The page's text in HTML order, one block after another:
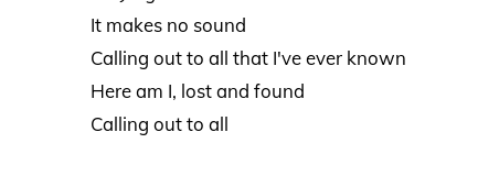
It makes no sound
Calling out to all that I've ever known
Here am I, lost and found
Calling out to all